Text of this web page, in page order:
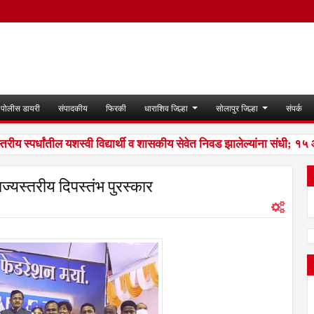
पोलीस डायरी संपादकीय फिरकी धाराशिव जिल्हा सोलापुर जिल्हा संपर्क
स्पर्धांतील यशस्वी विद्यार्थी व शासकीय सेवेत निवड झालेल्यांना संधी; १५
दिपस्तंभ पुरस्कार